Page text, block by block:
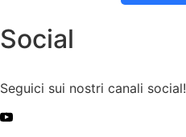
Social
Seguici sui nostri canali social!